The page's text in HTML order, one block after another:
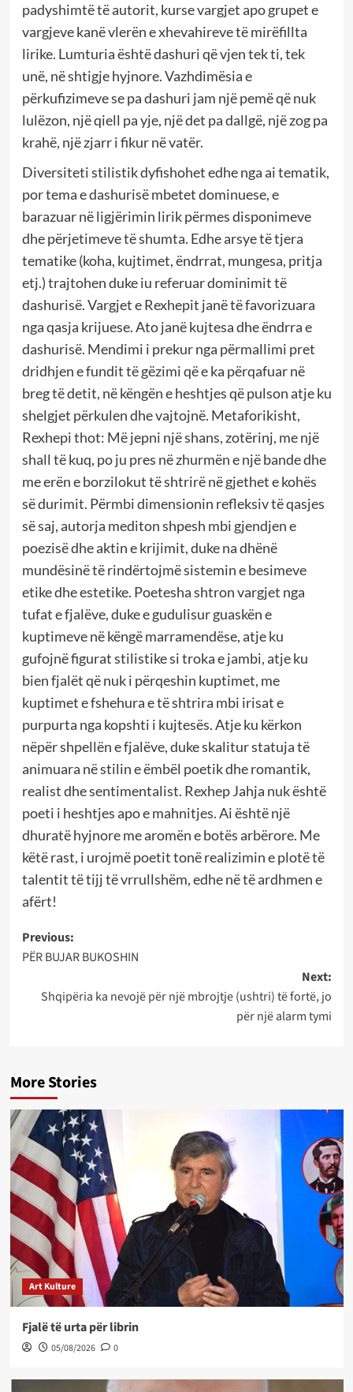
padyshimtë të autorit, kurse vargjet apo grupet e
vargjeve kanë vlerën e xhevahireve të mirëfillta
lirike. Lumturia është dashuri që vjen tek ti, tek
unë, në shtigje hyjnore. Vazhdimësia e
përkufizimeve se pa dashuri jam një pemë që nuk
lulëzon, një qiell pa yje, një det pa dallgë, një zog pa
krahë, një zjarr i fikur në vatër.
Diversiteti stilistik dyfishohet edhe nga ai tematik,
por tema e dashurisë mbetet dominuese, e
barazuar në ligjërimin lirik përmes disponimeve
dhe përjetimeve të shumta. Edhe arsye të tjera
tematike (koha, kujtimet, ëndrrat, mungesa, pritja
etj.) trajtohen duke iu referuar dominimit të
dashurisë. Vargjet e Rexhepit janë të favorizuara
nga qasja krijuese. Ato janë kujtesa dhe ëndrra e
dashurisë. Mendimi i prekur nga përmallimi pret
dridhjen e fundit të gëzimi që e ka përqafuar në
breg të detit, në këngën e heshtjes që pulson atje ku
shelgjet përkulen dhe vajtojnë. Metaforikisht,
Rexhepi thot: Më jepni një shans, zotërinj, me një
shall të kuq, po ju pres në zhurmën e një bande dhe
me erën e borzilokut të shtrirë në gjethet e kohës
së durimit. Përmbi dimensionin refleksiv të qasjes
së saj, autorja mediton shpesh mbi gjendjen e
poezisë dhe aktin e krijimit, duke na dhënë
mundësinë të rindërtojmë sistemin e besimeve
etike dhe estetike. Poetesha shtron vargjet nga
tufat e fjalëve, duke e gudulisur guaskën e
kuptimeve në këngë marramendëse, atje ku
gufojnë figurat stilistike si troka e jambi, atje ku
bien fjalët që nuk i përqeshin kuptimet, me
kuptimet e fshehura e të shtrira mbi irisat e
purpurta nga kopshti i kujtesës. Atje ku kërkon
nëpër shpellën e fjalëve, duke skalitur statuja të
animuara në stilin e ëmbël poetik dhe romantik,
realist dhe sentimentalist. Rexhep Jahja nuk është
poeti i heshtjes apo e mahnitjes. Ai është një
dhuratë hyjnore me aromën e botës arbërore. Me
këtë rast, i urojmë poetit tonë realizimin e plotë të
talentit të tijj të vrrullshëm, edhe në të ardhmen e
afërt!
Post
navigation
Previous:
PËR BUJAR BUKOSHIN
Next:
Shqipëria ka nevojë për një mbrojtje (ushtri) të fortë, jo
për një alarm tymi
More Stories
Art Kulture
Fjalë të urta për librin
05/08/2026 0